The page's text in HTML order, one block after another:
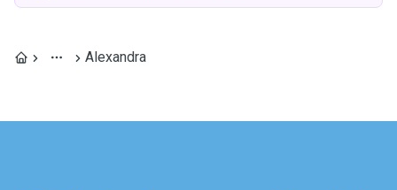
Alexandra